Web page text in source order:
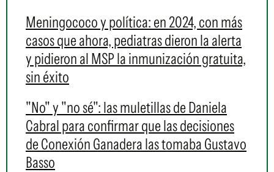
Meningococo y política: en 2024, con más
casos que ahora, pediatras dieron la alerta
y pidieron al MSP la inmunización gratuita,
sin éxito
"No" y "no sé": las muletillas de Daniela
Cabral para confirmar que las decisiones
de Conexión Ganadera las tomaba Gustavo
Basso